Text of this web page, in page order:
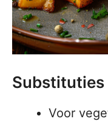
Substituties
Voor